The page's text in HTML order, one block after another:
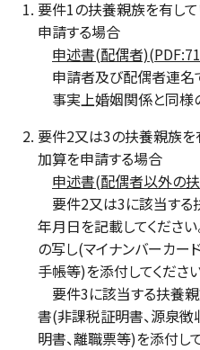
要件1の扶養親族を有し
申請する場合
申述書(配偶者
申請者及び配偶者連名
事実上婚姻関係と同様
要件2又は3の扶養親族を
加算を申請する場合
申述書(配偶者以外の
要件2又は3に該当する
年月日を記載してくださ
の写し(マイナンバーカー
手帳等)を添付してください
要件3に該当する扶養親
書(非課税証明書、源泉徴
明書、離職票等)を添付して